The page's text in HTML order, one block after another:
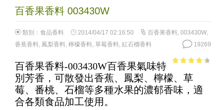
百香果香料 003430W
類別： 食品香料 2014/04/17 02:16:50 百香果香料, 003430W,
香蕉香料, 鳳梨香料, 檸檬香料, 草莓香料, 紅石榴香料 19269
of 5
百香果香料-003430W百香果氣味特
別芳香，可散發出香蕉、鳳梨、檸檬、草
莓、番桃、石榴等多種水果的濃郁香味，適
合各類食品加工使用。